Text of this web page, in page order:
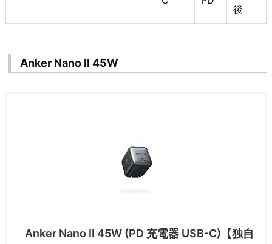
後
Anker Nano II 45W
Anker Nano II 45W (PD 充電器 USB-C)【独自